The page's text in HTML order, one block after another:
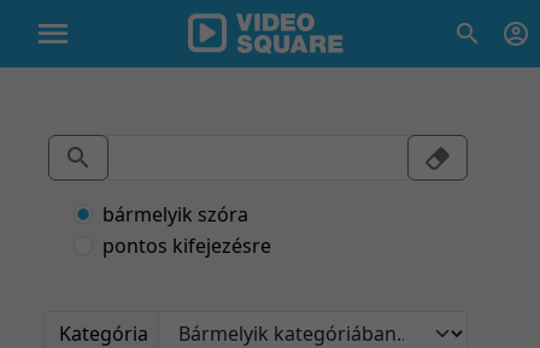
bármelyik szóra
pontos kifejezésre
Kategória